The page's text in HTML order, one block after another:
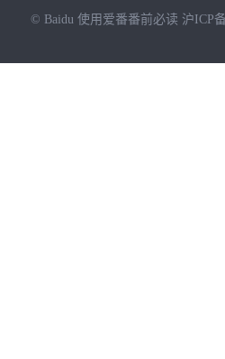
© Baidu 使用爱番番前必读 沪ICP